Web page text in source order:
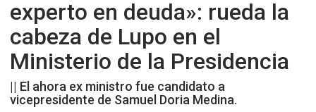
experto en deuda»: rueda la
cabeza de Lupo en el
Ministerio de la Presidencia
|| El ahora ex ministro fue candidato a
vicepresidente de Samuel Doria Medina.